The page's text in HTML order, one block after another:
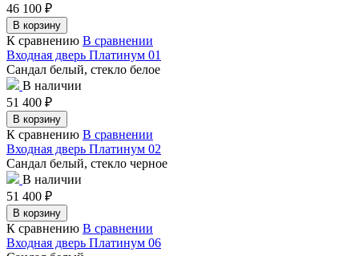
46 100 ₽
В корзину
К сравнению В сравнении
Входная дверь Платинум 01
Сандал белый, стекло белое
В наличии
51 400 ₽
В корзину
К сравнению В сравнении
Входная дверь Платинум 02
Сандал белый, стекло черное
В наличии
51 400 ₽
В корзину
К сравнению В сравнении
Входная дверь Платинум 06